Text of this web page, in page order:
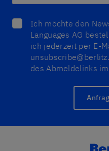
Ich möchte den
Languages AG
ich jederzeit per E-
des Abmeldelinks